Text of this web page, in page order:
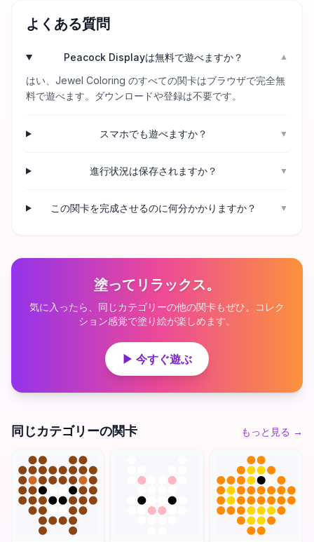
よくある質問
Peacock Displayは無料で遊べますか？ ▼
はい、Jewel Coloring のすべての関卡はブラウザで完全無
料で遊べます。ダウンロードや登録は不要です。
スマホでも遊べますか？ ▼
進行状況は保存されますか？ ▼
この関卡を完成させるのに何分かかりますか？ ▼
塗ってリラックス。
気に入ったら、同じカテゴリーの他の関卡もぜひ。コレク
ション感覚で塗り絵が楽しめます。
▶ 今すぐ遊ぶ
同じカテゴリーの関卡 もっと見る →